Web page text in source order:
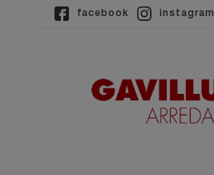
facebook instagram